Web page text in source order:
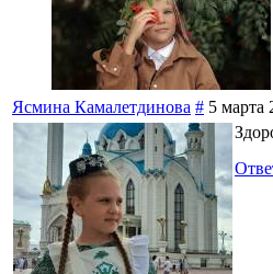
Ясмина Камалетдинова # 5 марта